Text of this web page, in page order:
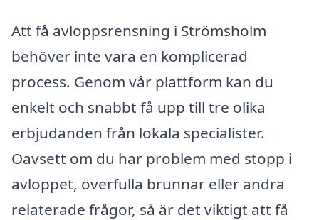
Att få avloppsrensning i Strömsholm
behöver inte vara en komplicerad
process. Genom vår plattform kan du
enkelt och snabbt få upp till tre olika
erbjudanden från lokala specialister.
Oavsett om du har problem med stopp i
avloppet, överfulla brunnar eller andra
relaterade frågor, så är det viktigt att få